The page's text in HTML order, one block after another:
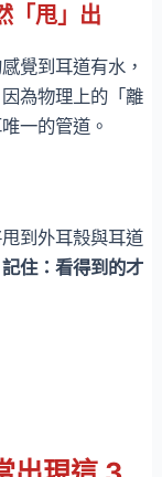
「甩」出
覺到耳道有水，
為物理上的「離
一的管道。
到外耳殼與耳道
記住：看得到的才